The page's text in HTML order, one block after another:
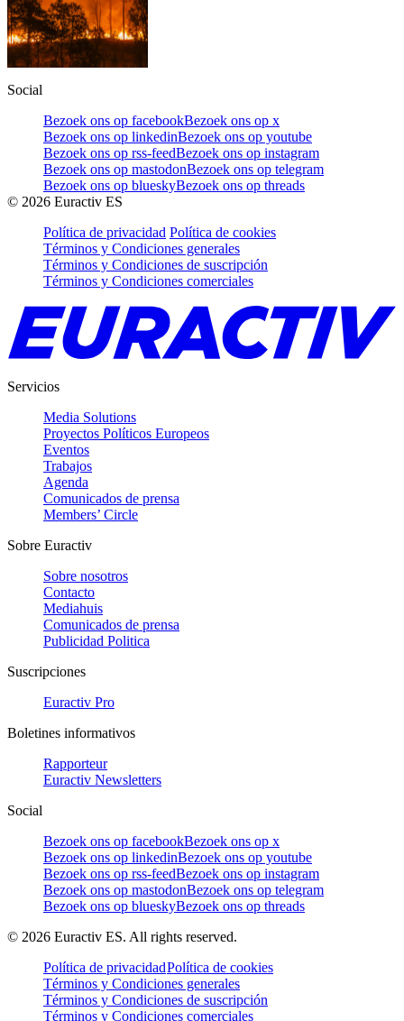
Social
Bezoek ons op facebookBezoek ons op x
Bezoek ons op linkedinBezoek ons op youtube
Bezoek ons op rss-feedBezoek ons op instagram
Bezoek ons op mastodonBezoek ons op telegram
Bezoek ons op blueskyBezoek ons op threads
© 2026 Euractiv ES
Política de privacidad Política de cookies
Términos y Condiciones generales
Términos y Condiciones de suscripción
Términos y Condiciones comerciales
Servicios
Media Solutions
Proyectos Políticos Europeos
Eventos
Trabajos
Agenda
Comunicados de prensa
Members’ Circle
Sobre Euractiv
Sobre nosotros
Contacto
Mediahuis
Comunicados de prensa
Publicidad Politica
Suscripciones
Euractiv Pro
Boletines informativos
Rapporteur
Euractiv Newsletters
Social
Bezoek ons op facebookBezoek ons op x
Bezoek ons op linkedinBezoek ons op youtube
Bezoek ons op rss-feedBezoek ons op instagram
Bezoek ons op mastodonBezoek ons op telegram
Bezoek ons op blueskyBezoek ons op threads
© 2026 Euractiv ES. All rights reserved.
Política de privacidadPolítica de cookies
Términos y Condiciones generales
Términos y Condiciones de suscripción
Términos y Condiciones comerciales